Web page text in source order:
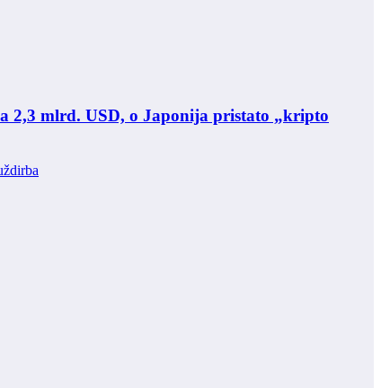
2,3 mlrd. USD, o Japonija pristato „kripto